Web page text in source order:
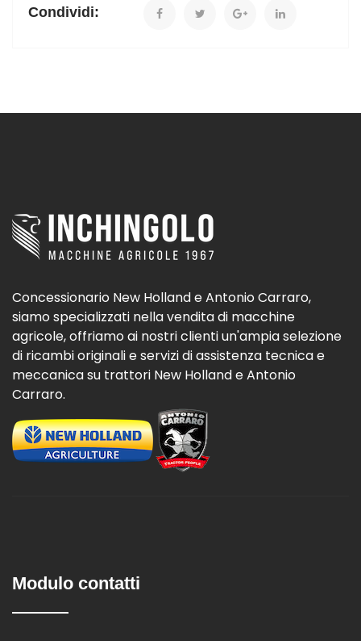
Condividi:
Concessionario New Holland e Antonio Carraro,
siamo specializzati nella vendita di macchine
agricole, offriamo ai nostri clienti un'ampia selezione
di ricambi originali e servizi di assistenza tecnica e
meccanica su trattori New Holland e Antonio
Carraro.
Modulo contatti